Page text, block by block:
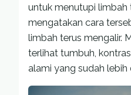
untuk menutupi limbah
mengatakan cara
limbah terus mengalir.
terlihat tumbuh,
alami yang sudah lebih